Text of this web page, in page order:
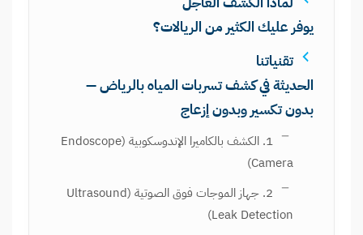
يوفر عليك الكثير من الريالات؟
تقنياتنا
الحديثة في كشف تسربات المياه بالرياض —
بدون تكسير وبدون إزعاج
1. الكشف بالكاميرا الإندوسكوبية (Endoscope
Camera)
2. جهاز الموجات فوق الصوتية (Ultrasound
Leak Detection)